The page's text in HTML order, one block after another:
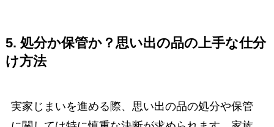
5. 処分か保管か？思い出の品の上手な仕分
け方法
実家じまいを進める際、思い出の品の処分や保管